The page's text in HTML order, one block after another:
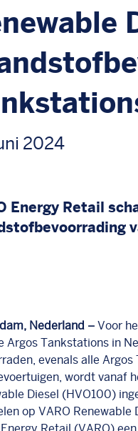
2024
Energy Retail
Nederland – Voor
Argos Tankstations in
evenals alle
wordt vanaf
Diesel (HVO100)
op VARO Renewable